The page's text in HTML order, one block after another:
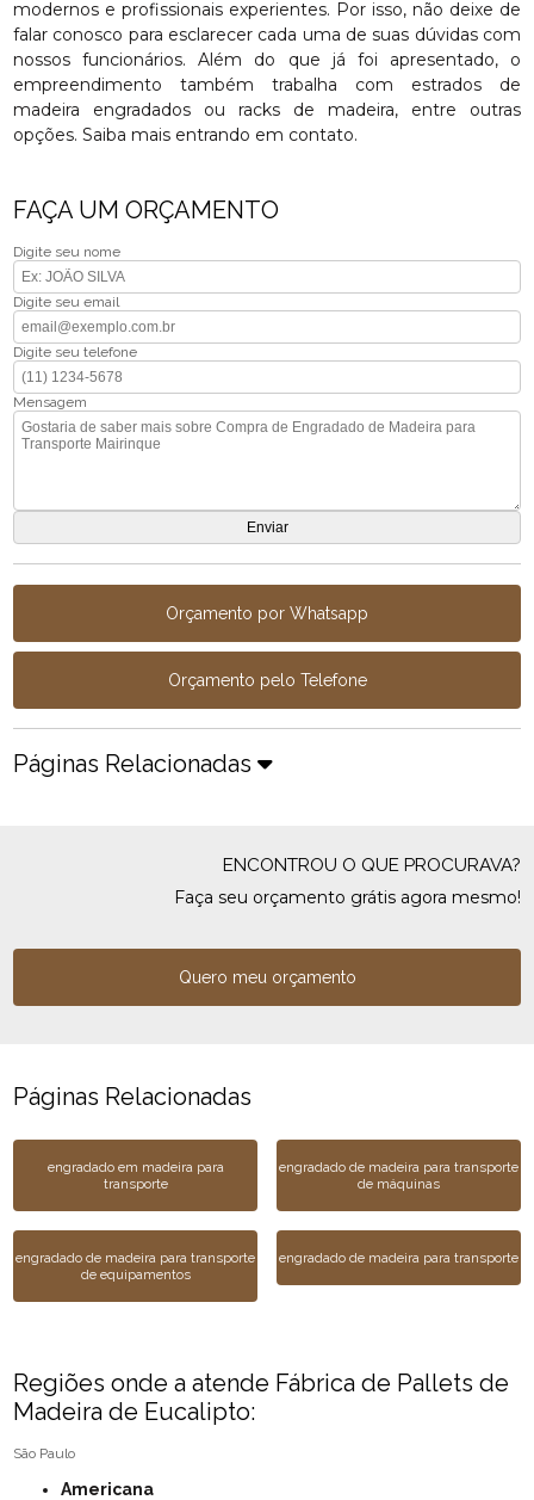
modernos e profissionais experientes. Por isso, não deixe de
falar conosco para esclarecer cada uma de suas dúvidas com
nossos funcionários. Além do que já foi apresentado, o
empreendimento também trabalha com estrados de
madeira engradados ou racks de madeira, entre outras
opções. Saiba mais entrando em contato.
FAÇA UM ORÇAMENTO
Digite seu nome
Digite seu email
Digite seu telefone
Mensagem
Orçamento por Whatsapp
Orçamento pelo Telefone
Páginas Relacionadas
ENCONTROU O QUE PROCURAVA?
Faça seu orçamento grátis agora mesmo!
Quero meu orçamento
Páginas Relacionadas
engradado em madeira para
transporte
engradado de madeira para transporte
de máquinas
engradado de madeira para transporte
de equipamentos
engradado de madeira para transporte
Regiões onde a atende Fábrica de Pallets de
Madeira de Eucalipto:
São Paulo
Americana